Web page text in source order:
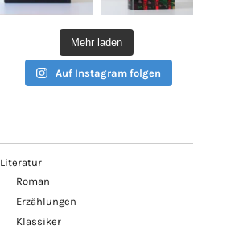
Mehr laden
Auf Instagram folgen
Literatur
Roman
Erzählungen
Klassiker